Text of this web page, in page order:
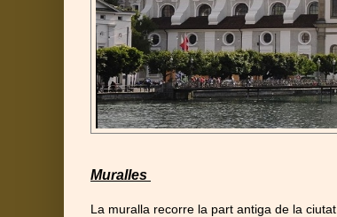
Muralles
La muralla recorre la part antiga de la ciutat.